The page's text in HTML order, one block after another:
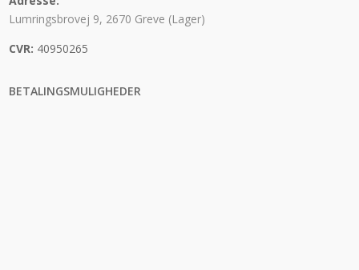
Lumringsbrovej 9, 2670 Greve (Lager)
CVR: 40950265
BETALINGSMULIGHEDER